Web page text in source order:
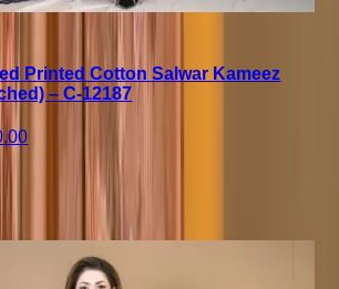
Printed Cotton Salwar Kameez
– C-12187